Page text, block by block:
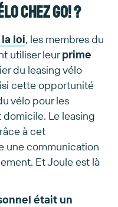
chez GO! ?
loi, les membres du
utiliser leurprime
du leasing vélo
cette opportunité
vélo pour les
Le leasing
à cet
une communication
Et Joule est là
était un